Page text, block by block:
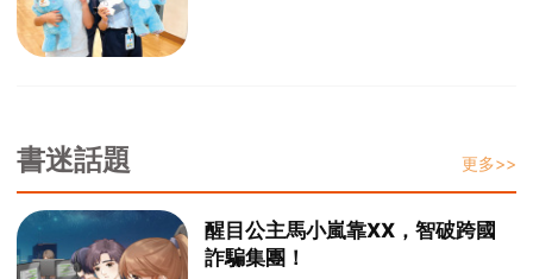
書迷話題 更多>>
醒目公主馬小嵐靠XX，智破跨國
詐騙集團！